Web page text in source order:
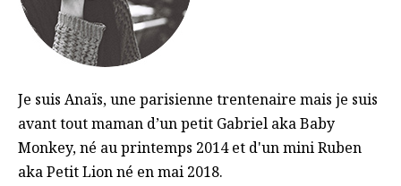
Je suis Anaïs, une parisienne trentenaire mais je suis
avant tout maman d’un petit Gabriel aka Baby
Monkey, né au printemps 2014 et d'un mini Ruben
aka Petit Lion né en mai 2018.